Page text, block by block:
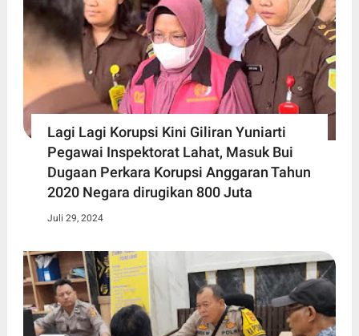
Lagi Lagi Korupsi Kini Giliran Yuniarti
Pegawai Inspektorat Lahat, Masuk Bui
Dugaan Perkara Korupsi Anggaran Tahun
2020 Negara dirugikan 800 Juta
Juli 29, 2024